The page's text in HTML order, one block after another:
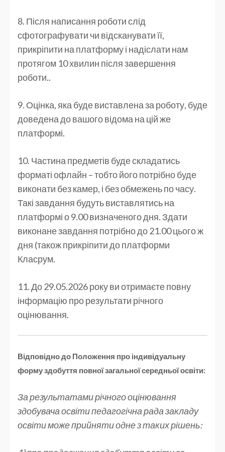
8. Після написання роботи слід
сфотографувати чи відсканувати її,
прикріпити на платформу і надіслати нам
протягом 10 хвилин після завершення
роботи..
9. Оцінка, яка буде виставлена за роботу, буде
доведена до вашого відома на цій же
платформі.
10. Частина предметів буде складатись
форматі офлайн – тобто його потрібно буде
виконати без камер, і без обмежень по часу.
Такі завдання будуть виставлятись на
платформі о 9.00 визначеного дня. Здати
виконане завдання потрібно до 21.00 цього ж
дня (також прикріпити до платформи
Класрум.
11. До 29.05.2026 року ви отримаєте повну
інформацію про результати річного
оцінювання.
Відповідно до Положення про індивідуальну
форму здобуття повної загальної середньої освіти:
За результатами річного оцінювання
здобувача освіти педагогічна рада закладу
освіти може прийняти одне з таких рішень: